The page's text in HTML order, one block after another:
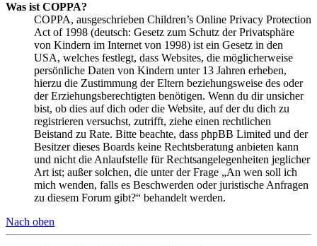
Was ist COPPA?
COPPA, ausgeschrieben Children’s Online Privacy Protection
Act of 1998 (deutsch: Gesetz zum Schutz der Privatsphäre
von Kindern im Internet von 1998) ist ein Gesetz in den
USA, welches festlegt, dass Websites, die möglicherweise
persönliche Daten von Kindern unter 13 Jahren erheben,
hierzu die Zustimmung der Eltern beziehungsweise des oder
der Erziehungsberechtigten benötigen. Wenn du dir unsicher
bist, ob dies auf dich oder die Website, auf der du dich zu
registrieren versuchst, zutrifft, ziehe einen rechtlichen
Beistand zu Rate. Bitte beachte, dass phpBB Limited und der
Besitzer dieses Boards keine Rechtsberatung anbieten kann
und nicht die Anlaufstelle für Rechtsangelegenheiten jeglicher
Art ist; außer solchen, die unter der Frage „An wen soll ich
mich wenden, falls es Beschwerden oder juristische Anfragen
zu diesem Forum gibt?“ behandelt werden.
Nach oben